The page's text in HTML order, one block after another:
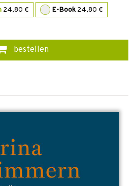
24,80 € E-Book 24,80 €
bestellen